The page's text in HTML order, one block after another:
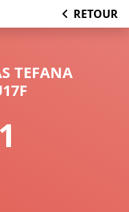
RETOUR
TEFANA